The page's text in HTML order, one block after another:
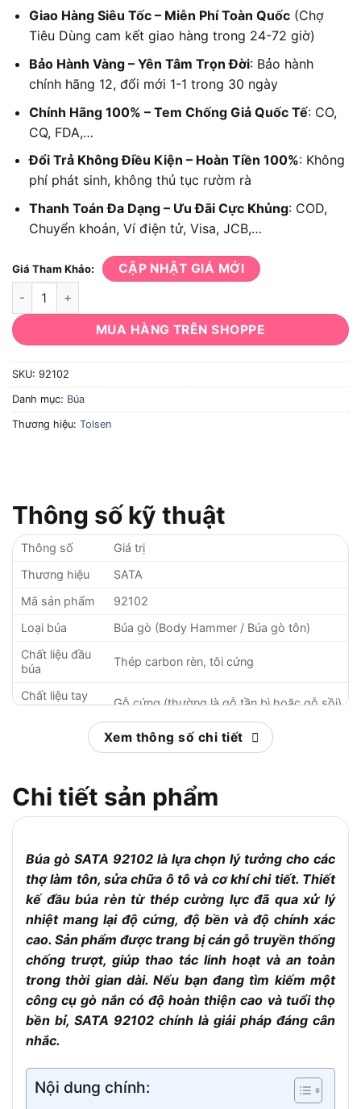
Giao Hàng Siêu Tốc – Miễn Phí Toàn Quốc(Chợ
Tiêu Dùng cam kết giao hàng trong 24-72 giờ)
Bảo Hành Vàng – Yên Tâm Trọn Đời: Bảo hành
chính hãng 12, đổi mới 1-1 trong 30 ngày
Chính Hãng 100% – Tem Chống Giả Quốc Tế: CO,
CQ, FDA,…
Đổi Trả Không Điều Kiện – Hoàn Tiền 100%: Không
phí phát sinh, không thủ tục rườm rà
Thanh Toán Đa Dạng – Ưu Đãi Cực Khủng: COD,
Chuyển khoản, Ví điện tử, Visa, JCB,…
Giá Tham Khảo: CẬP NHẬT GIÁ MỚI
Búa gò SATA 92102 số lượng
MUA HÀNG TRÊN SHOPPE
SKU: 92102
Danh mục: Búa
Thương hiệu: Tolsen
Thông số kỹ thuật
Thông số
Giá trị
Thương hiệu
SATA
Mã sản phẩm
92102
Loại búa
Búa gò (Body Hammer / Búa gò tôn)
Chất liệu đầu
búa
Thép carbon rèn, tôi cứng
Chất liệu tay
cầm
Gỗ cứng (thường là gỗ tần bì hoặc gỗ sồi)
Chiều dài tổng
Khoảng 325 mm (13 inch)
Bề mặt đầu
búa
1 đầu tròn (cầu), 1 đầu phẳng
điện
Không (dành cho cơ khí, không dùng điện)
Tiêu chuẩn
sản xuất
ANSI – Hoa Kỳ
Ứng dụng
Gò thân xe, chỉnh sửa bề mặt kim loại, tạo
hình tôn mỏng
Đặc điểm nổi
bật
Cân đối tốt, độ bền cao, dễ kiểm soát lực
gõ
Xem thông số chi tiết
Chi tiết sản phẩm
Búa gò SATA 92102 là lựa chọn lý tưởng cho các
thợ làm tôn, sửa chữa ô tô và cơ khí chi tiết. Thiết
kế đầu búa rèn từ thép cường lực đã qua xử lý
nhiệt mang lại độ cứng, độ bền và độ chính xác
cao. Sản phẩm được trang bị cán gỗ truyền thống
chống trượt, giúp thao tác linh hoạt và an toàn
trong thời gian dài. Nếu bạn đang tìm kiếm một
công cụ gò nắn có độ hoàn thiện cao và tuổi thọ
bền bỉ, SATA 92102 chính là giải pháp đáng cân
nhắc.
Nội dung chính: